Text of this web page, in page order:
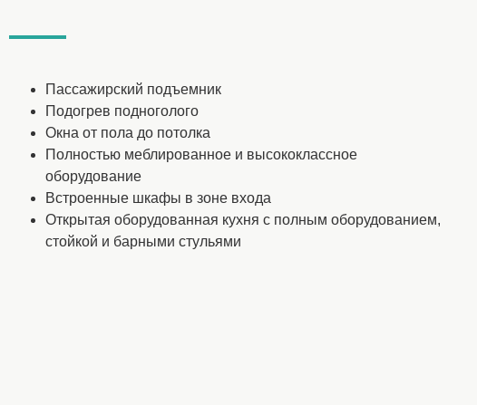
Пассажирский подъемник
Подогрев подноголого
Окна от пола до потолка
Полностью меблированное и высококлассное
оборудование
Встроенные шкафы в зоне входа
Открытая оборудованная кухня с полным оборудованием,
стойкой и барными стульями